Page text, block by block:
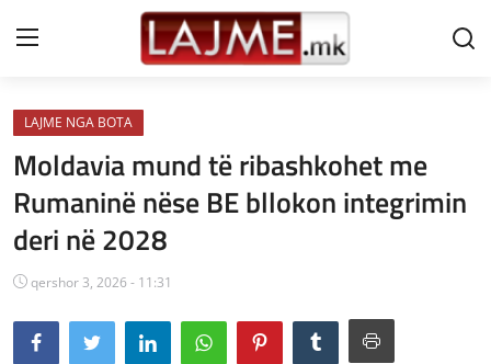
Shtëpi
LAJME MAQEDONI
SHQIPERI
KOSOVA
LAJME NGA BOTA
LAJME NGA BOTA
Moldavia mund të ribashkohet me
Rumaninë nëse BE bllokon integrimin
deri në 2028
qershor 3, 2026 - 11:31